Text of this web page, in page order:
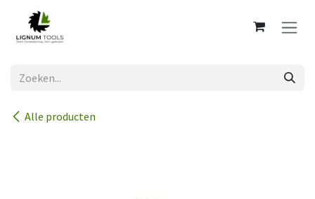
Overslaan naar inhoud
Alle producten